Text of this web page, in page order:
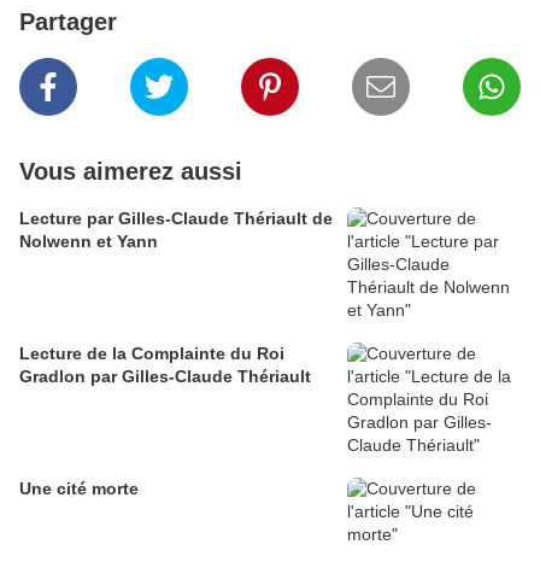
Partager
Vous aimerez aussi
Lecture par Gilles-Claude Thériault de
Nolwenn et Yann
Lecture de la Complainte du Roi
Gradlon par Gilles-Claude Thériault
Une cité morte